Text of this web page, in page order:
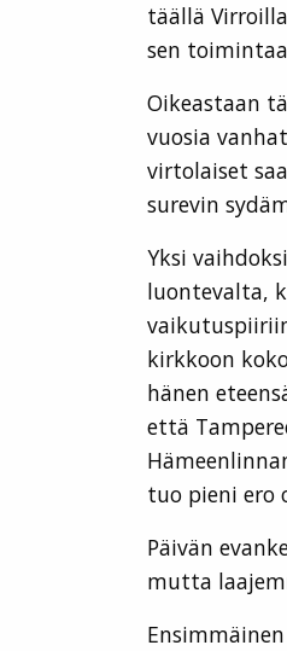
täällä
sen
Oikeastaan
vuosia
virtolaiset
surevin
Yksi
luontevalta,
kirkkoon
hänen
että
tuo pieni ero
Päivän
mutta